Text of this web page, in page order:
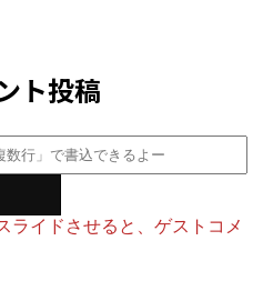
ト投稿
ライドさせると、ゲストコメ